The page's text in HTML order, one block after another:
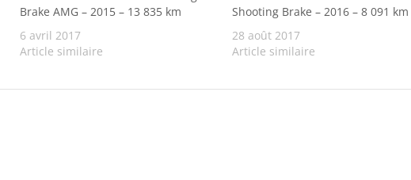
Brake AMG – 2015 – 13 835 km
6 avril 2017
Article similaire
Shooting Brake – 2016 – 8 091 km
28 août 2017
Article similaire